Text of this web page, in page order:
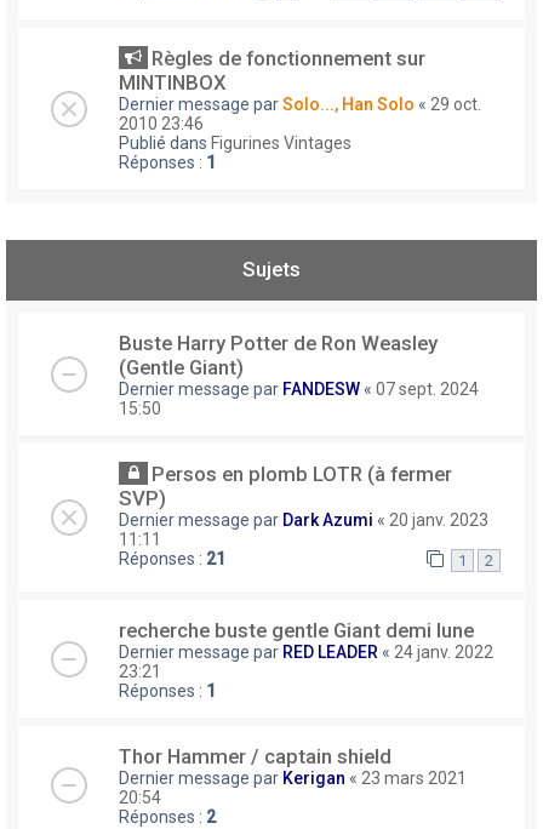
Règles de fonctionnement sur
MINTINBOX
Dernier message parSolo..., Han Solo « 29 oct.
2010 23:46
Publié dans Figurines Vintages
Réponses : 1
Sujets
Buste Harry Potter de Ron Weasley
(Gentle Giant)
Dernier message par FANDESW « 07 sept. 2024
15:50
Persos en plomb LOTR (à fermer
SVP)
Dernier message par Dark Azumi « 20 janv. 2023
11:11
Réponses : 21 1 2
recherche buste gentle Giant demi lune
Dernier message par RED LEADER « 24 janv. 2022
23:21
Réponses : 1
Thor Hammer / captain shield
Dernier message par Kerigan « 23 mars 2021
20:54
Réponses : 2